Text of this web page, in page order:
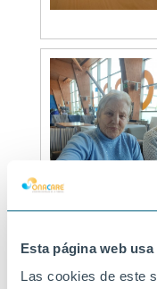
Esta página web
Las cookies de este